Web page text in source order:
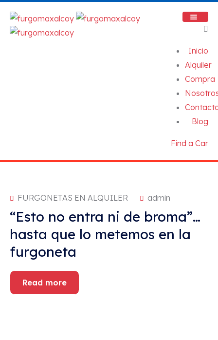
Inicio
Alquiler
Compra
Blog
Find a Car
FURGONETAS EN ALQUILER admin
“Esto no entra ni de broma”…
hasta que lo metemos en la
furgoneta
Read more